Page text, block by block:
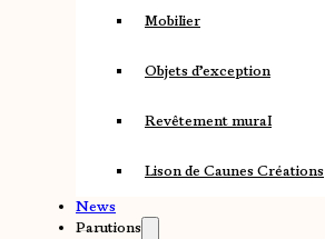
Mobilier
Objets d’exception
Revêtement mural
Lison de Caunes Créations
News
Parutions